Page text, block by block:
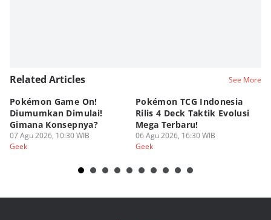
Related Articles See More
Pokémon Game On!
Diumumkan Dimulai!
Gimana Konsepnya?
07 Agu 2026, 10:30 WIB
Geek
Pokémon TCG Indonesia
Rilis 4 Deck Taktik Evolusi
Mega Terbaru!
06 Agu 2026, 16:30 WIB
Geek